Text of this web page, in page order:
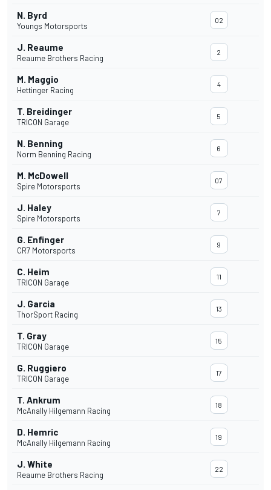
N. Byrd
Youngs Motorsports
02
J. Reaume
Reaume Brothers Racing
2
M. Maggio
Hettinger Racing
4
T. Breidinger
TRICON Garage
5
N. Benning
Norm Benning Racing
6
M. McDowell
Spire Motorsports
07
J. Haley
Spire Motorsports
7
G. Enfinger
CR7 Motorsports
9
C. Heim
TRICON Garage
11
J. Garcia
ThorSport Racing
13
T. Gray
TRICON Garage
15
G. Ruggiero
TRICON Garage
17
T. Ankrum
McAnally Hilgemann Racing
18
D. Hemric
McAnally Hilgemann Racing
19
J. White
Reaume Brothers Racing
22